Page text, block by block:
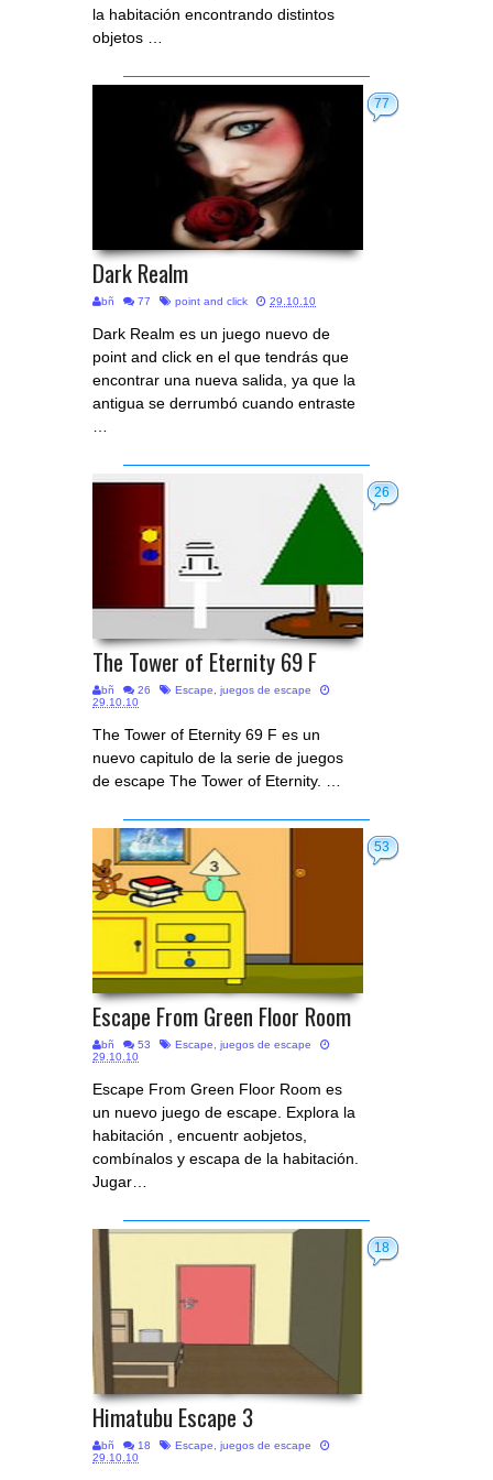
la habitación encontrando distintos
objetos …
77
Dark Realm
bñ 77 point and click 29.10.10
Dark Realm es un juego nuevo de
point and click en el que tendrás que
encontrar una nueva salida, ya que la
antigua se derrumbó cuando entraste
…
26
The Tower of Eternity 69 F
bñ 26 Escape, juegos de escape
29.10.10
The Tower of Eternity 69 F es un
nuevo capitulo de la serie de juegos
de escape The Tower of Eternity. …
53
Escape From Green Floor Room
bñ 53 Escape, juegos de escape
29.10.10
Escape From Green Floor Room es
un nuevo juego de escape. Explora la
habitación , encuentr aobjetos,
combínalos y escapa de la habitación.
Jugar…
18
Himatubu Escape 3
bñ 18 Escape, juegos de escape
29.10.10